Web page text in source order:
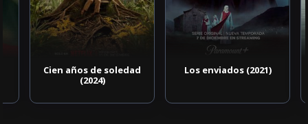
Cien años de soledad
(2024)
Los enviados (2021)